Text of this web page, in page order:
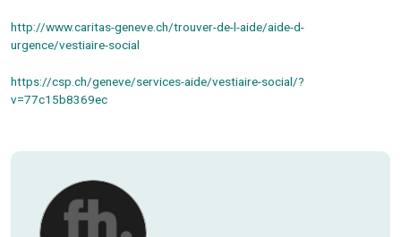
http://www.caritas-geneve.ch/trouver-de-l-aide/aide-d-
urgence/vestiaire-social
https://csp.ch/geneve/services-aide/vestiaire-social/?
v=77c15b8369ec